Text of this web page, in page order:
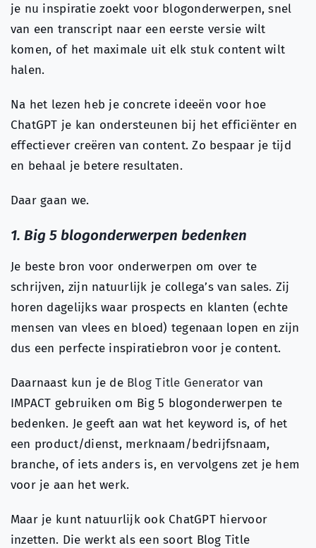
je nu inspiratie zoekt voor blogonderwerpen, snel
van een transcript naar een eerste versie wilt
komen, of het maximale uit elk stuk content wilt
halen.
Na het lezen heb je concrete ideeën voor hoe
ChatGPT je kan ondersteunen bij het efficiënter en
effectiever creëren van content. Zo bespaar je tijd
en behaal je betere resultaten.
Daar gaan we.
1. Big 5 blogonderwerpen bedenken
Je beste bron voor onderwerpen om over te
schrijven, zijn natuurlijk je collega’s van sales. Zij
horen dagelijks waar prospects en klanten (echte
mensen van vlees en bloed) tegenaan lopen en zijn
dus een perfecte inspiratiebron voor je content.
Daarnaast kun je de Blog Title Generator van
IMPACT gebruiken om Big 5 blogonderwerpen te
bedenken. Je geeft aan wat het keyword is, of het
een product/dienst, merknaam/bedrijfsnaam,
branche, of iets anders is, en vervolgens zet je hem
voor je aan het werk.
Maar je kunt natuurlijk ook ChatGPT hiervoor
inzetten. Die werkt als een soort Blog Title